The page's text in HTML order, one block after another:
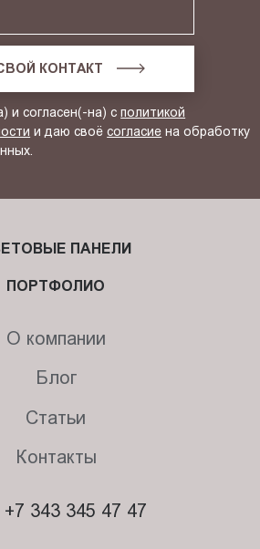
КОНТАКТ
и согласен(-на) сполитикой
и даю своёсогласие на обработку
ПАНЕЛИ
ПОРТФОЛИО
О компании
Блог
Статьи
Контакты
+7 343 345 47 47